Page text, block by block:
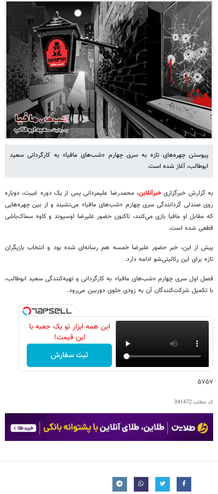
پیوستن چهره‌های تازه به سری چهارم «شب‌های مافیا» به کارگردانی سعید
ابوطالب، آغاز شده است.
به گزارش خبرگزاریخبرآنلاین، محمدرضا علیمردانی پس از یک دوره غیبت، دوباره
روی صندلی گردانندگی سری چهارم «شب‌های مافیا» می‌نشیند و از بین چهره‌هایی
که مقابل او مافیا بازی می‌کنند، تاکنون حضور علیرضا اوسیوند و کاوه سماک‌باشی
قطعی شده است.
پیش از این، خبر حضور علیرضا خمسه هم رسانه‌ای شده بود و انتخاب بازیگران
تازه برای این رئالیتی‌شو ادامه دارد.
فصل اول سری چهارم «شب‌های مافیا» به کارگردانی و تهیه‌کنندگی سعید ابوطالب،
با تکمیل شرکت‌کنندگان آن به زودی جلوی دوربین می‌رود.
این همه ابزار تو یک جعبه با
این قیمت!
ثبت سفارش
۵۷۵۷
کد مطلب341472